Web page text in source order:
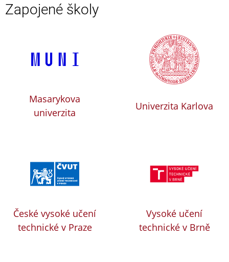
Zapojené školy
Masarykova
univerzita
Univerzita Karlova
České vysoké učení
technické v Praze
Vysoké učení
technické v Brně